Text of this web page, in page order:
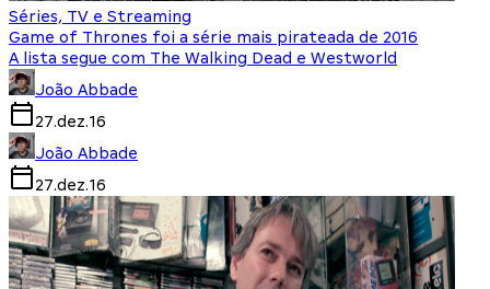
Séries, TV e Streaming
Game of Thrones foi a série mais pirateada de 2016
A lista segue com The Walking Dead e Westworld
João Abbade
27.dez.16
João Abbade
27.dez.16